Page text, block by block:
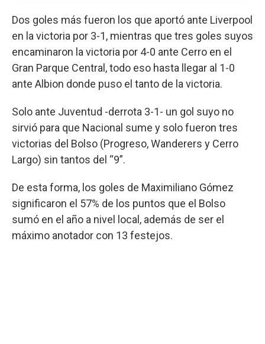
Dos goles más fueron los que aportó ante Liverpool
en la victoria por 3-1, mientras que tres goles suyos
encaminaron la victoria por 4-0 ante Cerro en el
Gran Parque Central, todo eso hasta llegar al 1-0
ante Albion donde puso el tanto de la victoria.
Solo ante Juventud -derrota 3-1- un gol suyo no
sirvió para que Nacional sume y solo fueron tres
victorias del Bolso (Progreso, Wanderers y Cerro
Largo) sin tantos del “9”.
De esta forma, los goles de Maximiliano Gómez
significaron el 57% de los puntos que el Bolso
sumó en el año a nivel local, además de ser el
máximo anotador con 13 festejos.